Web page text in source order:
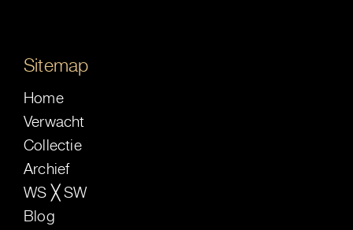
Sitemap
Home
Verwacht
Collectie
Archief
WS ╳ SW
Blog